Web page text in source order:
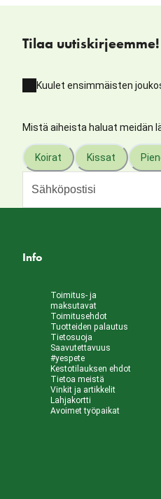
Tilaa uutiskirjeemme!
Kuulet ensimmäisten
Mistä aiheista haluat meidän
Koirat Kissat
Info
Toimitus- ja
maksutavat
Toimitusehdot
Tuotteiden palautus
Tietosuoja
Saavutettavuus
#yespete
Kestotilauksen ehdot
Tietoa meistä
Vinkit ja artikkelit
Lahjakortti
Avoimet työpaikat